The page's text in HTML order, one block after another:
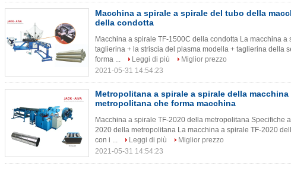
Macchina a spirale a spirale del tubo della
della condotta
Macchina a spirale TF-1500C della condotta La macchina
taglierina + la striscia del plasma modella + taglierina della
forma ...
Leggi di più
Miglior prezzo
2021-05-31 14:54:23
Metropolitana a spirale a spirale della macchina
metropolitana che forma macchina
Macchina a spirale TF-2020 della metropolitana Specifiche
2020 della metropolitana La macchina a spirale TF-2020
con i ...
Leggi di più
Miglior prezzo
2021-05-31 14:54:23